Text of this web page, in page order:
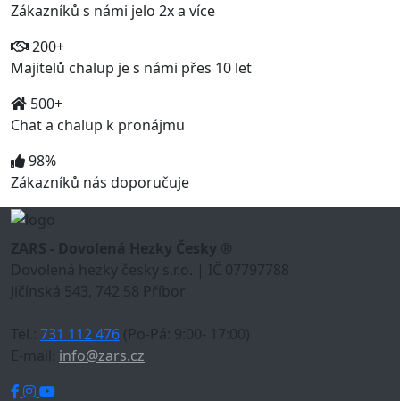
Zákazníků s námi jelo 2x a více
200+
Majitelů chalup je s námi přes 10 let
500+
Chat a chalup k pronájmu
98%
Zákazníků nás doporučuje
ZARS - Dovolená Hezky Česky ®
Dovolená hezky česky s.r.o. | IČ 07797788
Jičínská 543, 742 58 Příbor
Tel.: 731 112 476 (Po-Pá: 9:00- 17:00)
E-mail: info@zars.cz